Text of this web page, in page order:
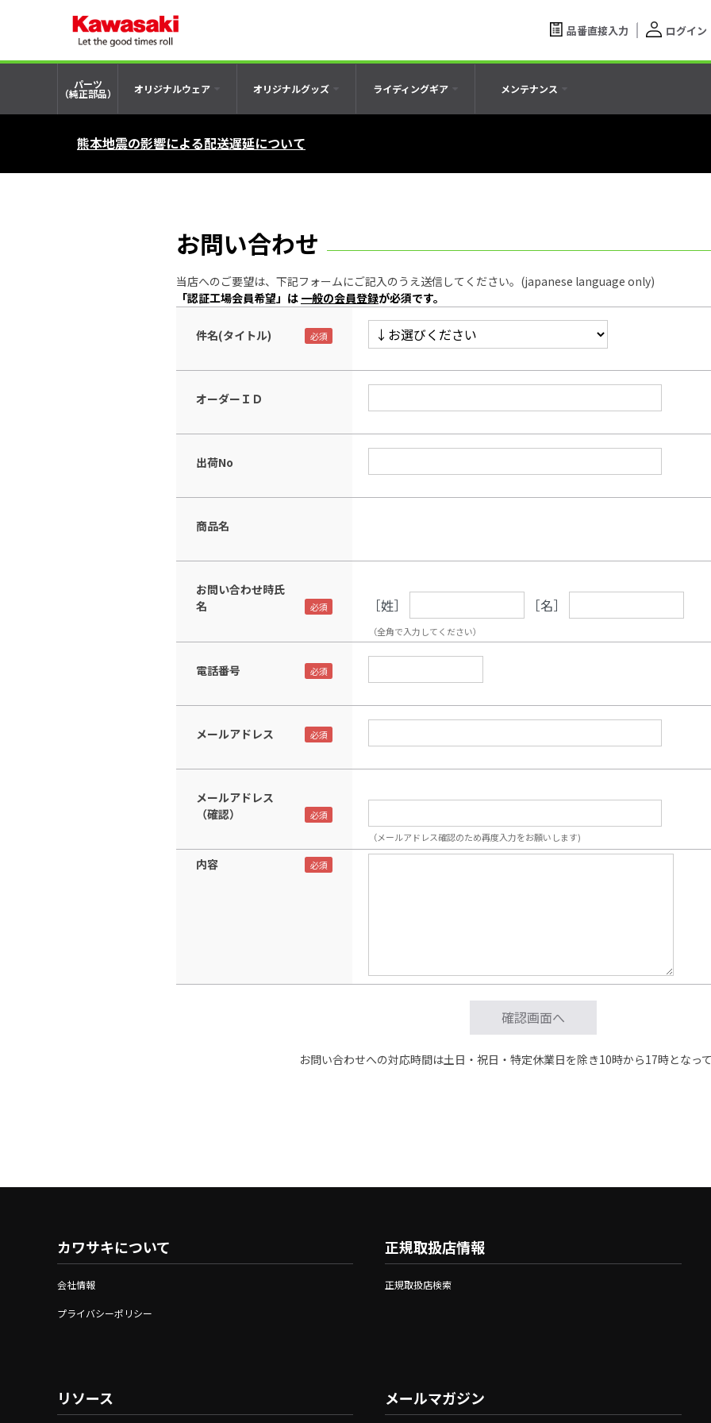
品番直接入力 ログイン
パーツ
（純正部品） オリジナルウェア オリジナルグッズ ライディングギア メンテナンス
熊本地震の影響による配送遅延について
お問い合わせ
当店へのご要望は、下記フォームにご記入のうえ送信してください。(japanese language only)
「認証工場会員希望」は 一般の会員登録が必須です。
件名(タイトル)
オーダーＩＤ
出荷No
商品名
お問い合わせ時氏
名
［姓］ ［名］
（全角で入力してください）
電話番号
メールアドレス
メールアドレス
（確認）
（メールアドレス確認のため再度入力をお願いします)
内容
お問い合わせへの対応時間は土日・祝日・特定休業日を除き10時から17時となって
カワサキについて
会社情報
プライバシーポリシー
リソース
正規取扱店情報
正規取扱店検索
メールマガジン